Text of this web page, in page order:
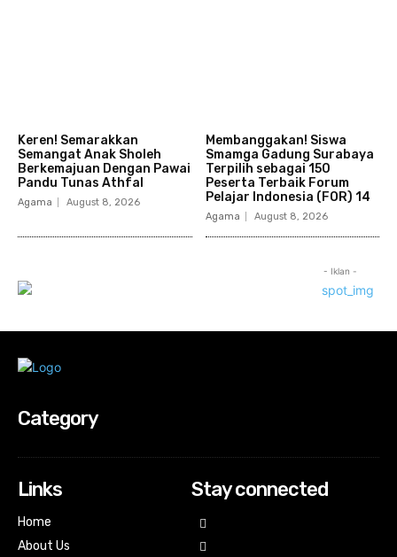
Keren! Semarakkan
Semangat Anak Sholeh
Berkemajuan Dengan Pawai
Pandu Tunas Athfal
Agama August 8, 2026
Membanggakan! Siswa
Smamga Gadung Surabaya
Terpilih sebagai 150
Peserta Terbaik Forum
Pelajar Indonesia (FOR) 14
Agama August 8, 2026
- Iklan -
Category
Links
Home
About Us
Stay connected